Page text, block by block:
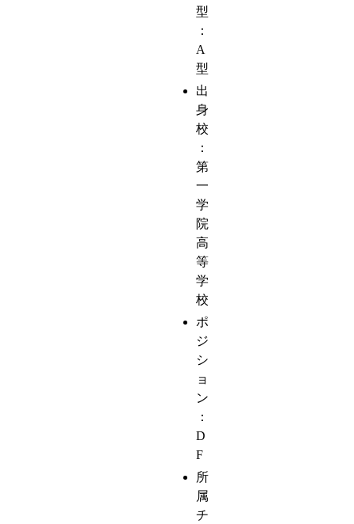
型
：
A
型
出
身
校
：
第
一
学
院
高
等
学
校
ポ
ジ
シ
ョ
ン
：
D
F
所
属
チ